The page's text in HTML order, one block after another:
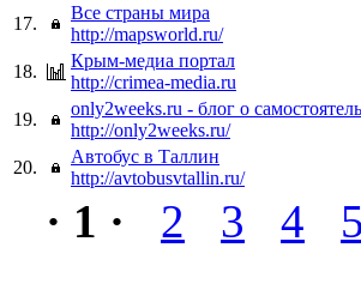
17.
Все страны мира
http://mapsworld.ru/
18.
Крым-медиа портал
http://crimea-media.ru
19.
only2weeks.ru - блог о
http://only2weeks.ru/
20.
Автобус в Таллин
http://avtobusvtallin.ru/
· 1 · 2 3 4 5